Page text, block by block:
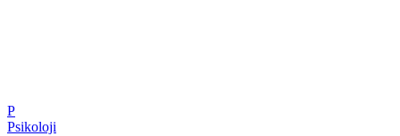
P
Psikoloji